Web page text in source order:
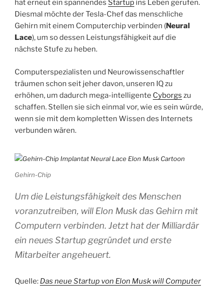
hat erneut ein spannendes Startup ins Leben gerufen.
Diesmal möchte der Tesla-Chef das menschliche
Gehirn mit einem Computerchip verbinden (Neural
Lace), um so dessen Leistungsfähigkeit auf die
nächste Stufe zu heben.
Computerspezialisten und Neurowissenschaftler
träumen schon seit jeher davon, unseren IQ zu
erhöhen, um dadurch mega-intelligente Cyborgs zu
schaffen. Stellen sie sich einmal vor, wie es sein würde,
wenn sie mit dem kompletten Wissen des Internets
verbunden wären.
Gehirn-Chip
Um die Leistungsfähigkeit des Menschen
voranzutreiben, will Elon Musk das Gehirn mit
Computern verbinden. Jetzt hat der Milliardär
ein neues Startup gegründet und erste
Mitarbeiter angeheuert.
Quelle: Das neue Startup von Elon Musk will Computer